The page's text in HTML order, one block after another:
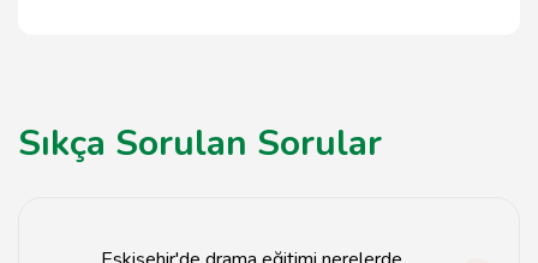
Sıkça Sorulan Sorular